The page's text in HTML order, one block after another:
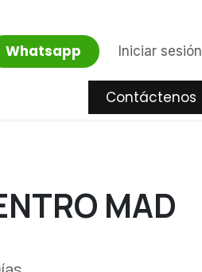
Whatsapp Iniciar sesión
Contáctenos
MAD